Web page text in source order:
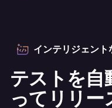
インテリジェン
テストを自
ってリリー